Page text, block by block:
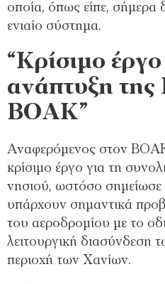
οποία, όπως είπε, σήμερα
ενιαίο σύστημα.
“Κρίσιμο
ανάπτυξη της
ΒΟΑΚ”
Αναφερόμενος στον
κρίσιμο έργο για τη
νησιού, ωστόσο
υπάρχουν σημαντικά
του αεροδρομίου με το
λειτουργική διασύνδεση
περιοχή των Χανίων.